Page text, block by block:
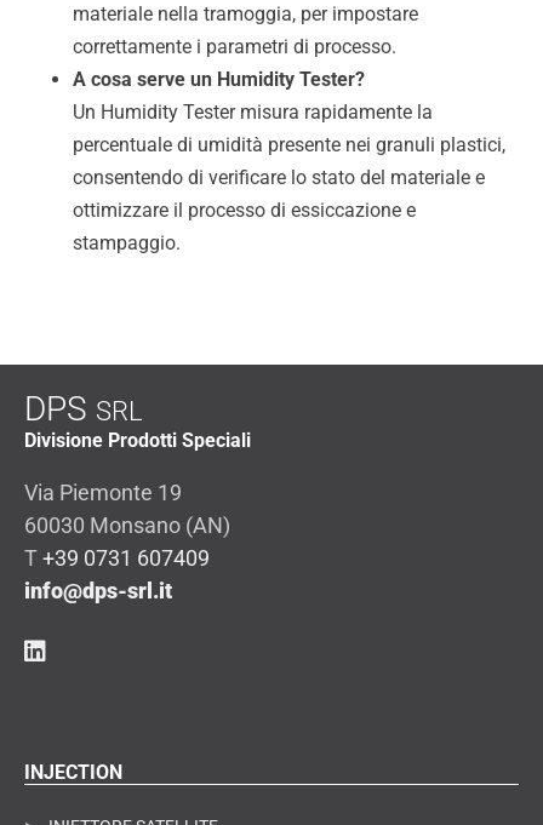
materiale nella tramoggia, per impostare
correttamente i parametri di processo.
A cosa serve un Humidity Tester?
Un Humidity Tester misura rapidamente la
percentuale di umidità presente nei granuli plastici,
consentendo di verificare lo stato del materiale e
ottimizzare il processo di essiccazione e
stampaggio.
DPS SRL
Divisione Prodotti Speciali
Via Piemonte 19
60030 Monsano (AN)
T+39 0731 607409
info@dps-srl.it
INJECTION